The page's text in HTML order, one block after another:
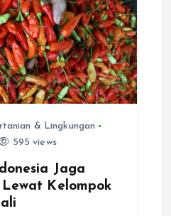
& Lingkungan
595 views
Jaga
Kelompok